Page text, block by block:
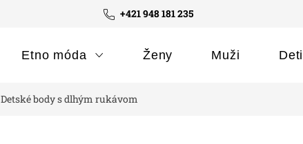
+421 948 181 235
Etno móda Ženy Muži Deti
Detské body s dlhým rukávom